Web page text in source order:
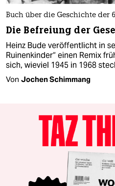
Buch über die Geschichte der
Die Befreiung der
Heinz Bude veröffentlicht in
Ruinenkinder“ einen Remix
sich, wieviel 1945 in 1968
Von Jochen Schimmang